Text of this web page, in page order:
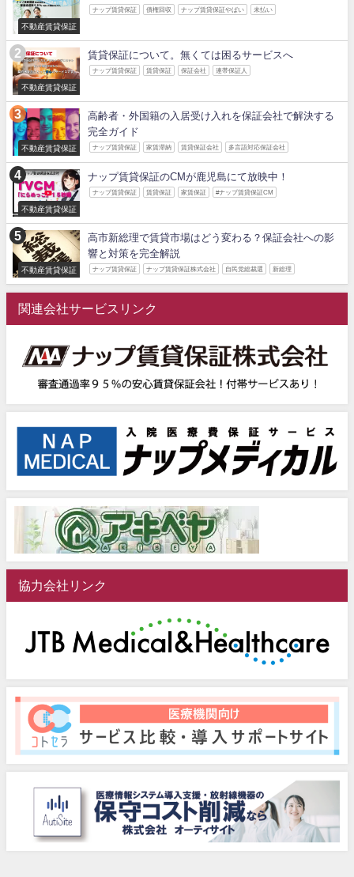
不動産賃貸保証
ナップ賃貸保証 債権回収 ナップ賃貸保証やばい 未払い
不動産賃貸保証
賃貸保証について。無くては困るサービスへ
ナップ賃貸保証 賃貸保証 保証会社 連帯保証人
不動産賃貸保証
高齢者・外国籍の入居受け入れを保証会社で解決する
完全ガイド
ナップ賃貸保証 家賃滞納 賃貸保証会社 多言語対応保証会社
不動産賃貸保証
ナップ賃貸保証のCMが鹿児島にて放映中！
ナップ賃貸保証 賃貸保証 家賃保証 #ナップ賃貸保証CM
不動産賃貸保証
高市新総理で賃貸市場はどう変わる？保証会社への影
響と対策を完全解説
ナップ賃貸保証 ナップ賃貸保証株式会社 自民党総裁選 新総理
関連会社サービスリンク
協力会社リンク